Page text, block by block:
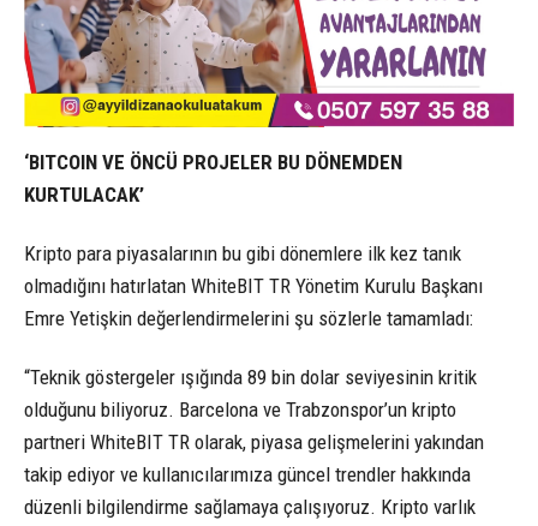
‘BITCOIN VE ÖNCÜ PROJELER BU DÖNEMDEN
KURTULACAK’
Kripto para piyasalarının bu gibi dönemlere ilk kez tanık
olmadığını hatırlatan WhiteBIT TR Yönetim Kurulu Başkanı
Emre Yetişkin değerlendirmelerini şu sözlerle tamamladı:
“Teknik göstergeler ışığında 89 bin dolar seviyesinin kritik
olduğunu biliyoruz. Barcelona ve Trabzonspor’un kripto
partneri WhiteBIT TR olarak, piyasa gelişmelerini yakından
takip ediyor ve kullanıcılarımıza güncel trendler hakkında
düzenli bilgilendirme sağlamaya çalışıyoruz. Kripto varlık